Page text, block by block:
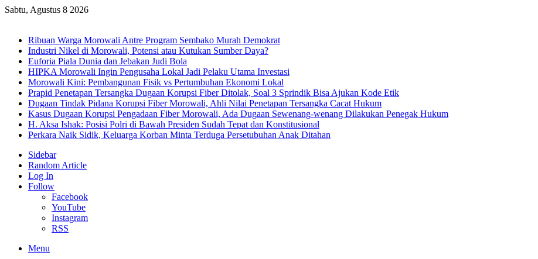
Sabtu, Agustus 8 2026
Ribuan Warga Morowali Antre Program Sembako Murah Demokrat
Industri Nikel di Morowali, Potensi atau Kutukan Sumber Daya?
Euforia Piala Dunia dan Jebakan Judi Bola
HIPKA Morowali Ingin Pengusaha Lokal Jadi Pelaku Utama Investasi
Morowali Kini: Pembangunan Fisik vs Pertumbuhan Ekonomi Lokal
Prapid Penetapan Tersangka Dugaan Korupsi Fiber Ditolak, Soal 3 Sprindik Bisa Ajukan Kode Etik
Dugaan Tindak Pidana Korupsi Fiber Morowali, Ahli Nilai Penetapan Tersangka Cacat Hukum
Kasus Dugaan Korupsi Pengadaan Fiber Morowali, Ada Dugaan Sewenang-wenang Dilakukan Penegak Hukum
H. Aksa Ishak: Posisi Polri di Bawah Presiden Sudah Tepat dan Konstitusional
Perkara Naik Sidik, Keluarga Korban Minta Terduga Persetubuhan Anak Ditahan
Sidebar
Random Article
Log In
Follow
Facebook
YouTube
Instagram
RSS
Menu